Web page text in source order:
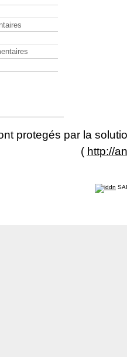
protegés par la
( http://